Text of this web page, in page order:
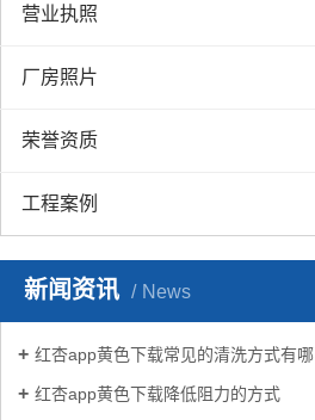
营业执照
厂房照片
荣誉资质
工程案例
新闻资讯 News
红杏app黄色下载常见的清洗方式有哪些？
红杏app黄色下载降低阻力的方式